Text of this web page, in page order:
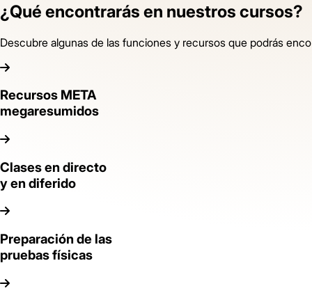
¿Qué encontrarás en nuestros cursos?
Descubre algunas de las funciones y recursos que podrás
Recursos META
megaresumidos
Clases en directo
y en diferido
Preparación de las
pruebas físicas